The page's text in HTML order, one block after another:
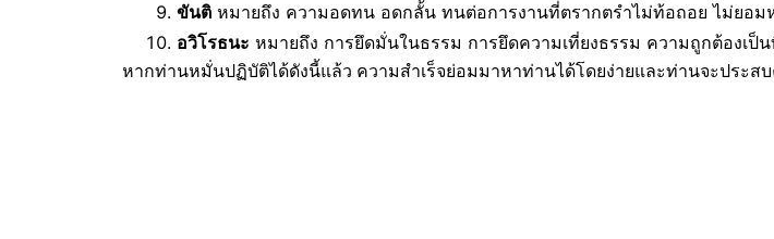
ขันติ หมายถึง ความอดทน อดกลั้น ทนต่อการงานที่ตรากตรำไม่ท้อถอย ไม่ยอม
อวิโรธนะ หมายถึง การยึดมั่นในธรรม การยึดความเที่ยงธรรม ความถูกต้องเป็
หากท่านหมั่นปฏิบัติได้ดังนี้แล้ว ความสำเร็จย่อมมาหาท่านได้โดยง่ายและท่านจะประส